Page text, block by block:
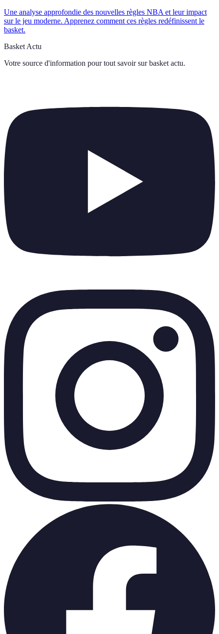
Une analyse approfondie des nouvelles règles NBA et leur impact
sur le jeu moderne. Apprenez comment ces règles redéfinissent le
basket.
Basket Actu
Votre source d'information pour tout savoir sur basket actu.